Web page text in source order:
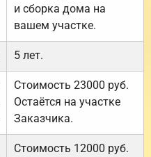
и сборка дома на
вашем участке.
5 лет.
Стоимость 23000 руб.
Остаётся на участке
Заказчика.
Стоимость 12000 руб.